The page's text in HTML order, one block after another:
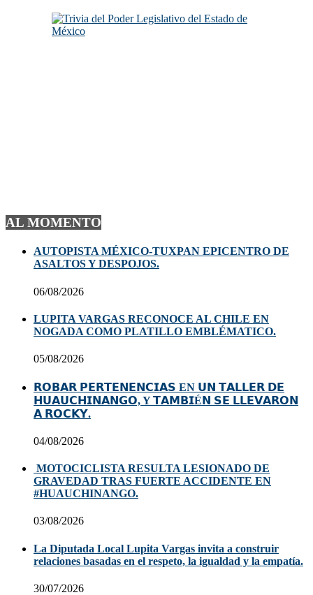
AL MOMENTO
AUTOPISTA MÉXICO-TUXPAN EPICENTRO DE
ASALTOS Y DESPOJOS.
06/08/2026
LUPITA VARGAS RECONOCE AL CHILE EN
NOGADA COMO PLATILLO EMBLÉMATICO.
05/08/2026
𝗥𝗢𝗕𝗔𝗥 𝗣𝗘𝗥𝗧𝗘𝗡𝗘𝗡𝗖𝗜𝗔𝗦 EN 𝗨𝗡 𝗧𝗔𝗟𝗟𝗘𝗥 𝗗𝗘
𝗛𝗨𝗔𝗨𝗖𝗛𝗜𝗡𝗔𝗡𝗚𝗢, Y 𝗧𝗔𝗠𝗕𝗜É𝗡 𝗦𝗘 𝗟𝗟𝗘𝗩𝗔𝗥𝗢𝗡
𝗔 𝗥𝗢𝗖𝗞𝗬.
04/08/2026
MOTOCICLISTA RESULTA LESIONADO DE
GRAVEDAD TRAS FUERTE ACCIDENTE EN
#HUAUCHINANGO.
03/08/2026
La Diputada Local Lupita Vargas invita a construir
relaciones basadas en el respeto, la igualdad y la empatía.
30/07/2026